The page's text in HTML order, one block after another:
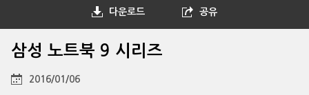
다운로드 공유
삼성 노트북 9 시리즈
2016/01/06